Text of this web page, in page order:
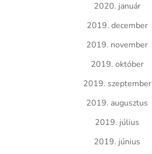
2020. január
2019. december
2019. november
2019. október
2019. szeptember
2019. augusztus
2019. július
2019. június